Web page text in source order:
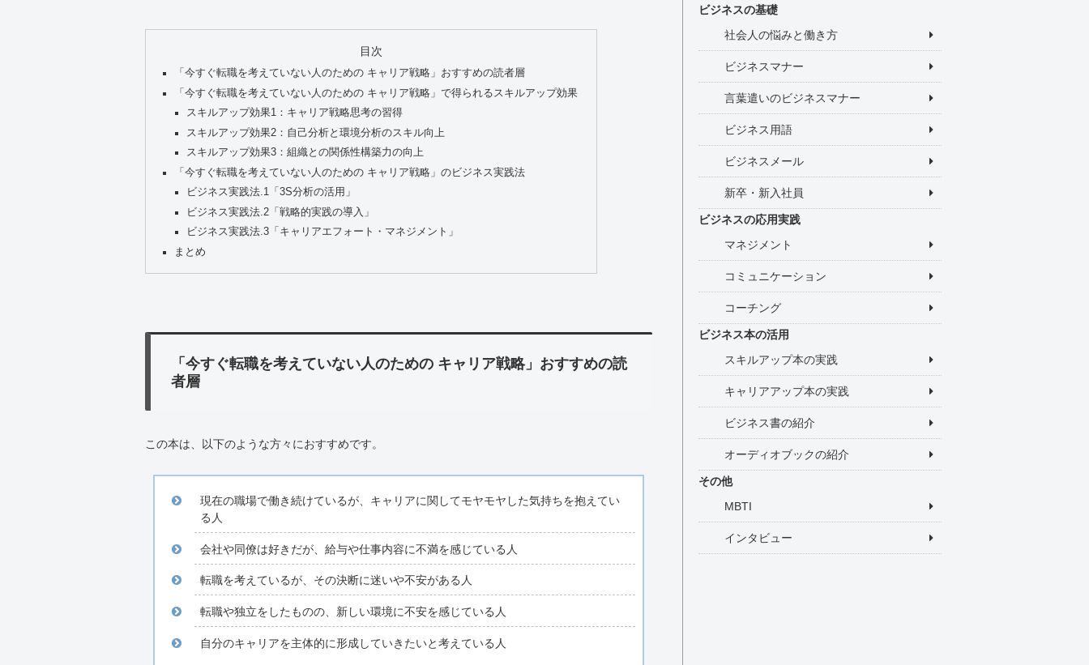
目次
「今すぐ転職を考えていない人のための キャリア戦略」おすすめの読者層
「今すぐ転職を考えていない人のための キャリア戦略」で得られるスキルアップ効果
スキルアップ効果1：キャリア戦略思考の習得
スキルアップ効果2：自己分析と環境分析のスキル向上
スキルアップ効果3：組織との関係性構築力の向上
「今すぐ転職を考えていない人のための キャリア戦略」のビジネス実践法
ビジネス実践法.1「3S分析の活用」
ビジネス実践法.2「戦略的実践の導入」
ビジネス実践法.3「キャリアエフォート・マネジメント」
まとめ
「今すぐ転職を考えていない人のための キャリア戦略」おすすめの読
者層
この本は、以下のような方々におすすめです。
現在の職場で働き続けているが、キャリアに関してモヤモヤした気持ちを抱えてい
る人
会社や同僚は好きだが、給与や仕事内容に不満を感じている人
転職を考えているが、その決断に迷いや不安がある人
転職や独立をしたものの、新しい環境に不安を感じている人
自分のキャリアを主体的に形成していきたいと考えている人
ビジネスの基礎
社会人の悩みと働き方
ビジネスマナー
言葉遣いのビジネスマナー
ビジネス用語
ビジネスメール
新卒・新入社員
ビジネスの応用実践
マネジメント
コミュニケーション
コーチング
ビジネス本の活用
スキルアップ本の実践
キャリアアップ本の実践
ビジネス書の紹介
オーディオブックの紹介
その他
MBTI
インタビュー